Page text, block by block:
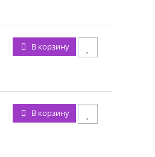
В корзину
В корзину